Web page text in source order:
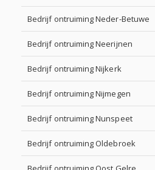
Bedrijf ontruiming Neder-Betuwe
Bedrijf ontruiming Neerijnen
Bedrijf ontruiming Nijkerk
Bedrijf ontruiming Nijmegen
Bedrijf ontruiming Nunspeet
Bedrijf ontruiming Oldebroek